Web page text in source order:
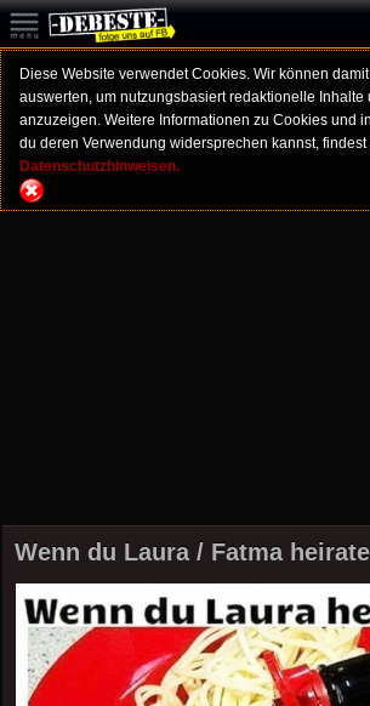
Diese Website verwendet Cookies. Wir können
auswerten, um nutzungsbasiert redaktionelle Inhalte
anzuzeigen. Weitere Informationen zu Cookies und
du deren Verwendung widersprechen kannst,
Datenschutzhinweisen.
Wenn du Laura / Fatma